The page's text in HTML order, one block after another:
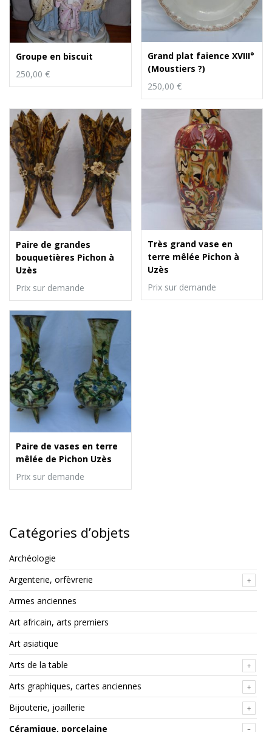
Groupe en biscuit
250,00 €
Grand plat faience XVIII°
(Moustiers ?)
250,00 €
Paire de grandes
bouquetières Pichon à
Uzès
Prix sur demande
Très grand vase en
terre mêlée Pichon à
Uzès
Prix sur demande
Paire de vases en terre
mêlée de Pichon Uzès
Prix sur demande
Catégories d’objets
Archéologie
Argenterie, orfèvrerie
Armes anciennes
Art africain, arts premiers
Art asiatique
Arts de la table
Arts graphiques, cartes anciennes
Bijouterie, joaillerie
Céramique, porcelaine